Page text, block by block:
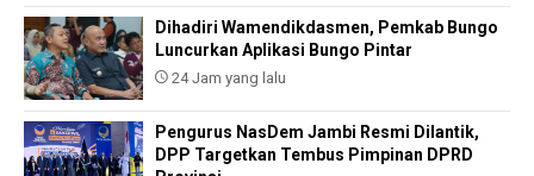
Dihadiri Wamendikdasmen, Pemkab Bungo
Luncurkan Aplikasi Bungo Pintar
24 Jam yang lalu
Pengurus NasDem Jambi Resmi Dilantik,
DPP Targetkan Tembus Pimpinan DPRD